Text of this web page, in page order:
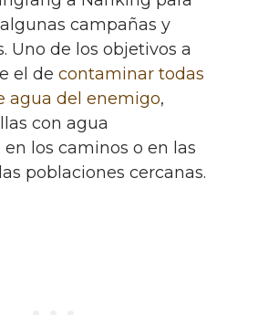
campañas y
Uno de los objetivos a
el de contaminar todas
agua del enemigo,
con agua
los caminos o en las
poblaciones cercanas.